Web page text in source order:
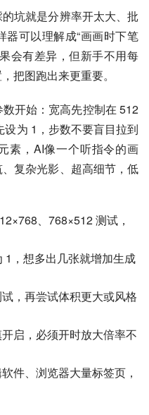
坑就是分辨率开太大、批
可以理解成“画画时下笔
会有差异，但新手不用每
把图跑出来更重要。
开始：宽高先控制在 512
为 1，步数不要盲目拉到
素，AI像一个听指令的画
复杂光影、超高细节，低
、768×512 测试，
1，想多出几张就增加生成
，再尝试体积更大或风格
启，必须开时放大倍率不
件、浏览器大量标签页，